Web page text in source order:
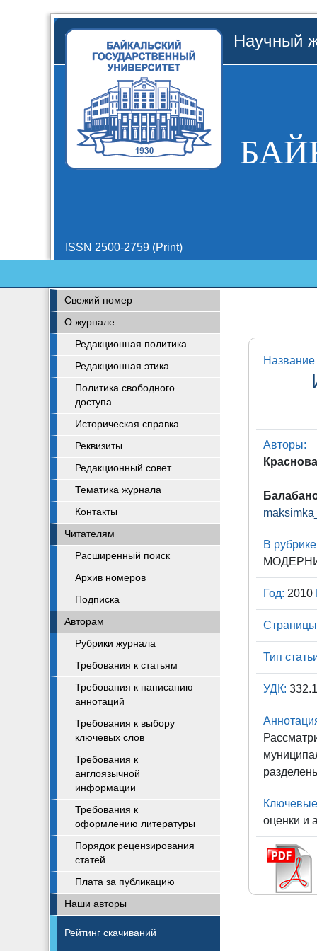
Научный
ISSN 2500-2759 (Print)
Свежий номер
О журнале
Редакционная политика
Редакционная этика
Политика свободного
доступа
Историческая справка
Реквизиты
Редакционный совет
Тематика журнала
Контакты
Читателям
Расширенный поиск
Архив номеров
Подписка
Авторам
Рубрики журнала
Требования к статьям
Требования к написанию
аннотаций
Требования к выбору
ключевых слов
Требования к
англоязычной
информации
Требования к
оформлению литературы
Порядок рецензирования
статей
Плата за публикацию
Наши авторы
Рейтинг скачиваний
Название
Авторы:
В
Год: 2010
Тип
УДК:
оценки и